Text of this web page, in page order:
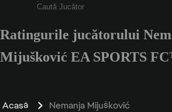
Enter a minimum of 3
Ratingurile jucătorului
Mijušković EA SPORTS
Acasă Nemanja Mijušković